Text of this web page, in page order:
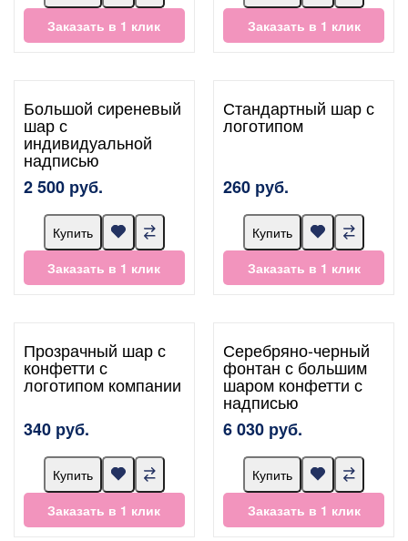
Заказать в 1 клик
Заказать в 1 клик
Большой сиреневый
шар с
индивидуальной
надписью
2 500 руб.
Купить
Заказать в 1 клик
Стандартный шар с
логотипом
260 руб.
Купить
Заказать в 1 клик
Прозрачный шар с
конфетти с
логотипом компании
340 руб.
Купить
Заказать в 1 клик
Серебряно-черный
фонтан с большим
шаром конфетти с
надписью
6 030 руб.
Купить
Заказать в 1 клик